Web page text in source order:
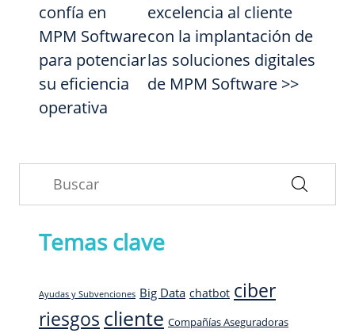
confía en
MPM Software
para potenciar
su eficiencia
operativa
excelencia al cliente
con la implantación de
las soluciones digitales
de MPM Software >>
Temas clave
Ayudas y Subvenciones Big Data chatbot ciber
riesgos cliente Compañías Aseguradoras